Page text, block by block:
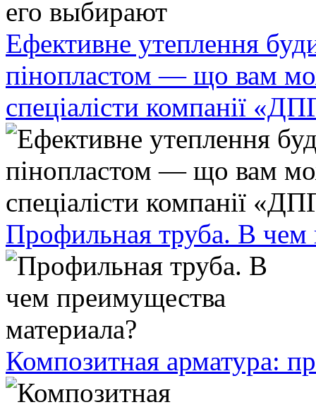
Ефективне утеплення
пінопластом — що вам
спеціалісти компанії
Профильная труба. В чем
Композитная арматура: